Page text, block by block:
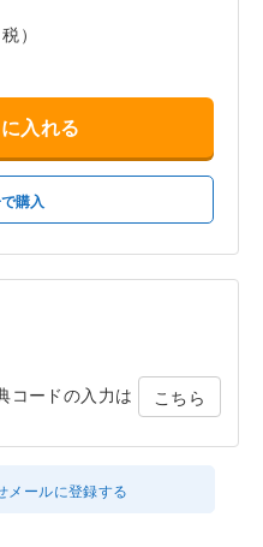
）
入れる
購入
コードの入力は こちら
メールに登録する